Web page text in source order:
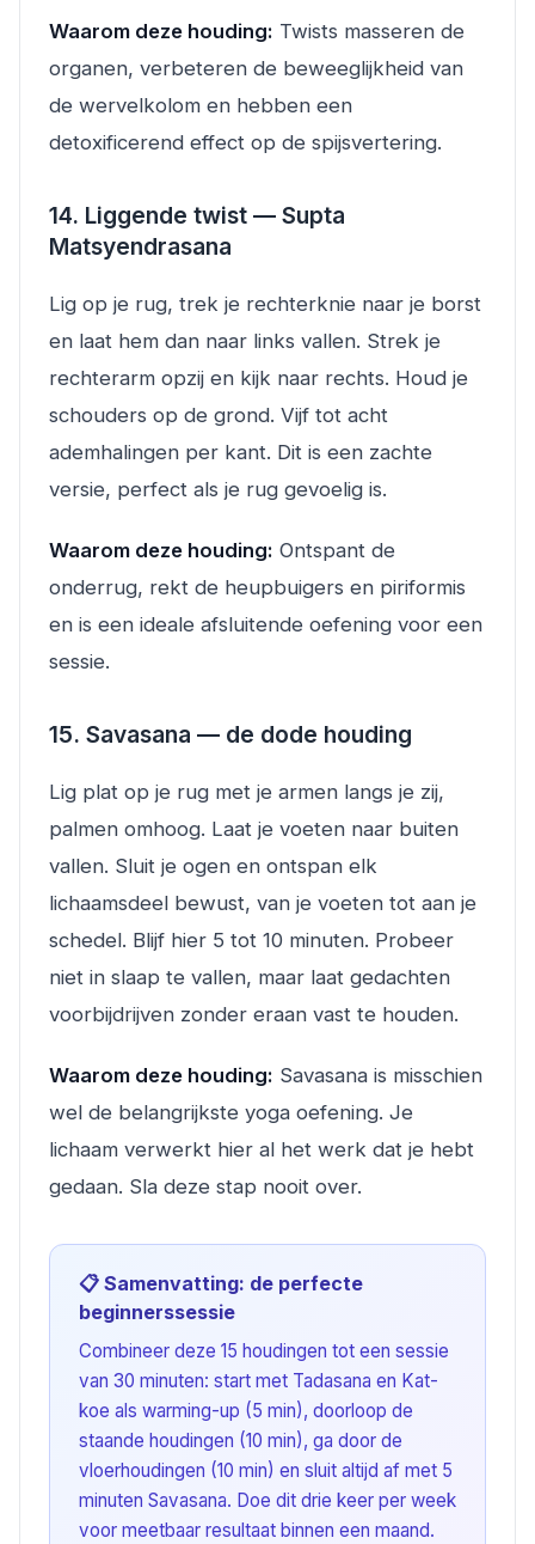
Waarom deze houding: Twists masseren de
organen, verbeteren de beweeglijkheid van
de wervelkolom en hebben een
detoxificerend effect op de spijsvertering.
14. Liggende twist — Supta
Matsyendrasana
Lig op je rug, trek je rechterknie naar je borst
en laat hem dan naar links vallen. Strek je
rechterarm opzij en kijk naar rechts. Houd je
schouders op de grond. Vijf tot acht
ademhalingen per kant. Dit is een zachte
versie, perfect als je rug gevoelig is.
Waarom deze houding: Ontspant de
onderrug, rekt de heupbuigers en piriformis
en is een ideale afsluitende oefening voor een
sessie.
15. Savasana — de dode houding
Lig plat op je rug met je armen langs je zij,
palmen omhoog. Laat je voeten naar buiten
vallen. Sluit je ogen en ontspan elk
lichaamsdeel bewust, van je voeten tot aan je
schedel. Blijf hier 5 tot 10 minuten. Probeer
niet in slaap te vallen, maar laat gedachten
voorbijdrijven zonder eraan vast te houden.
Waarom deze houding: Savasana is misschien
wel de belangrijkste yoga oefening. Je
lichaam verwerkt hier al het werk dat je hebt
gedaan. Sla deze stap nooit over.
📋 Samenvatting: de perfecte
beginnerssessie
Combineer deze 15 houdingen tot een sessie
van 30 minuten: start met Tadasana en Kat-
koe als warming-up (5 min), doorloop de
staande houdingen (10 min), ga door de
vloerhoudingen (10 min) en sluit altijd af met 5
minuten Savasana. Doe dit drie keer per week
voor meetbaar resultaat binnen een maand.